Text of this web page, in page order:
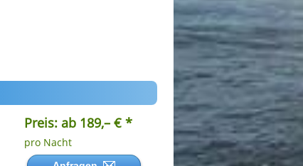
Preis: ab 189,– € *
pro Nacht